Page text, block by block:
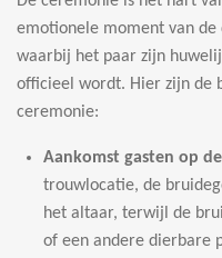
emotionele moment van
waarbij het paar zijn
officieel wordt. Hier zijn de
ceremonie:
Aankomst gasten op
trouwlocatie, de
het altaar, terwijl de
of een andere dierbare